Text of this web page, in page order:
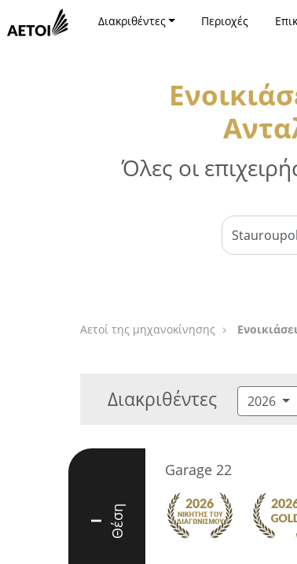
Διακριθέντες Περιοχές
Όλες οι
Αετοί της μηχανοκίνησης
Διακριθέντες 2026
I Θέση
Garage 22